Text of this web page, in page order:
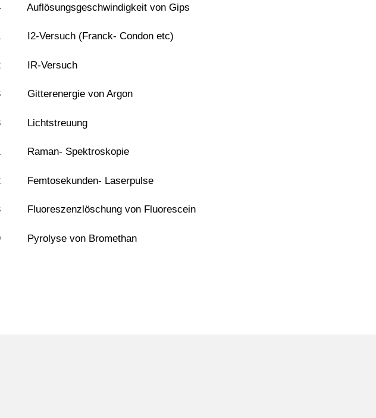
Auflösungsgeschwindigkeit von Gips
I2-Versuch (Franck- Condon etc)
IR-Versuch
Gitterenergie von Argon
Lichtstreuung
Raman- Spektroskopie
Femtosekunden- Laserpulse
Fluoreszenzlöschung von Fluorescein
Pyrolyse von Bromethan